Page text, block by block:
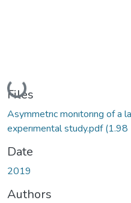
Loading...
Files
Asymmetrıc monıtorıng of a
experımental study.pdf(1.98
Date
2019
Authors